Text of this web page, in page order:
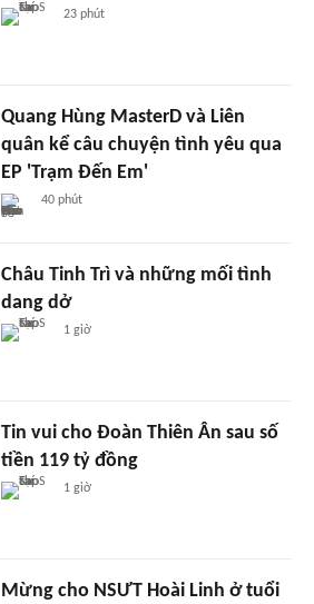
23 phút
Quang Hùng MasterD và Liên
quân kể câu chuyện tình yêu qua
EP 'Trạm Đến Em'
40 phút
Châu Tinh Trì và những mối tình
dang dở
1 giờ
Tin vui cho Đoàn Thiên Ân sau số
tiền 119 tỷ đồng
1 giờ
Mừng cho NSƯT Hoài Linh ở tuổi